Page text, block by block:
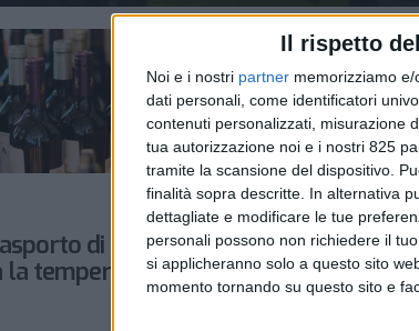
Il rispetto
Noi e i nostri partner memorizziamo
dati personali, come identificatori
contenuti personalizzati, misurazione
tua autorizzazione noi e i nostri 825
tramite la scansione del dispositivo.
finalità sopra descritte. In alternativa
dettagliate e modificare le tue
personali possono non richiedere il
si applicheranno solo a questo sito
momento tornando su questo sito e
di olio e vino
la temperatura